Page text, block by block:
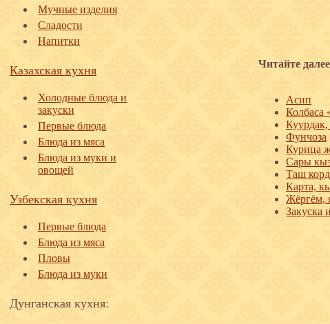
Мучные изделия
Сладости
Напитки
Казахская кухня
Холодные блюда и
закуски
Первые блюда
Блюда из мяса
Блюда из муки и
овощей
Узбекская кухня
Первые блюда
Блюда из мяса
Пловы
Блюда из муки
Дунганская кухня:
Читайте
Асип
Колбаса
Фунчоза
Курица
Сары
Таш
Карта,
Жёргём,
Закуска